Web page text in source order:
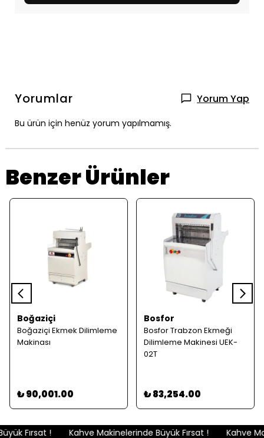
Yorumlar Yorum Yap
Bu ürün için henüz yorum yapılmamış.
Benzer Ürünler
Boğaziçi
Boğaziçi Ekmek Dilimleme
Makinası
₺ 90,001.00
Bosfor
Bosfor Trabzon Ekmeği
Dilimleme Makinesi UEK-
02T
₺ 83,254.00
Fırsat ! Kahve Makinelerinde Büyük Fırsat ! Kahve